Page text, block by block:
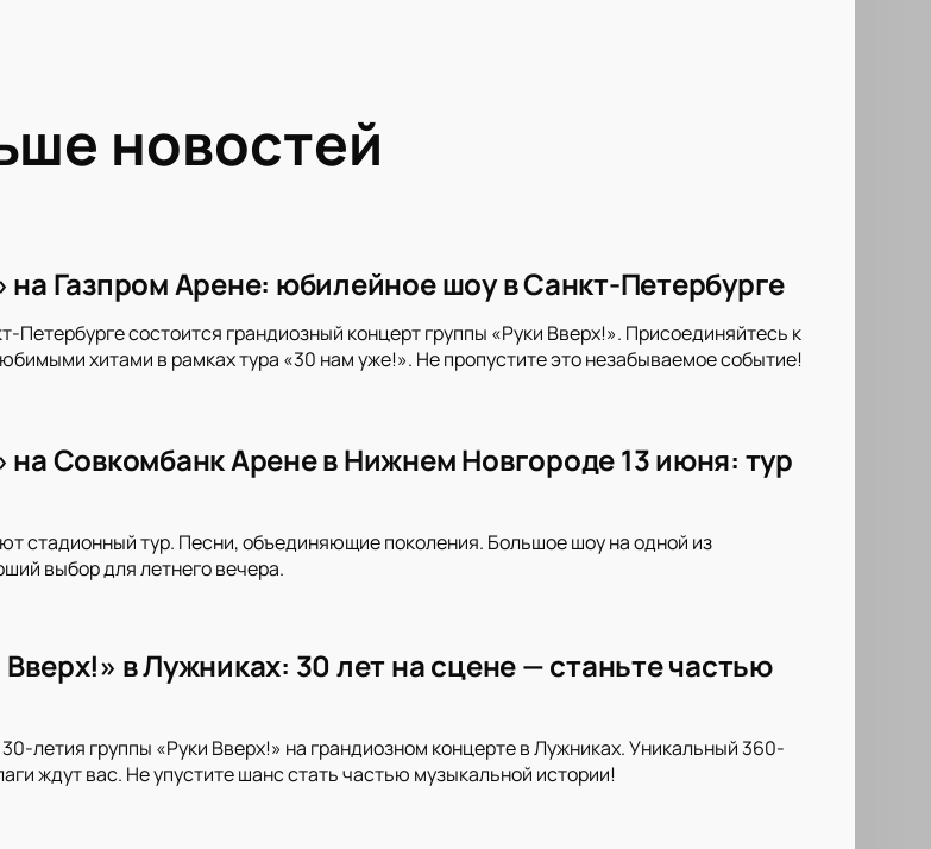
новостей
на Газпром Арене: юбилейное шоу в Санкт-Петербурге
Петербурге состоится грандиозный концерт группы «Руки Вверх!». Присоединяйтесь к
хитами в рамках тура «30 нам уже!». Не пропустите это незабываемое событие!
на Совкомбанк Арене в Нижнем Новгороде 13 июня: тур
стадионный тур. Песни, объединяющие поколения. Большое шоу на одной из
выбор для летнего вечера.
в Лужниках: 30 лет на сцене — станьте частью
летия группы «Руки Вверх!» на грандиозном концерте в Лужниках. Уникальный 360-
ждут вас. Не упустите шанс стать частью музыкальной истории!